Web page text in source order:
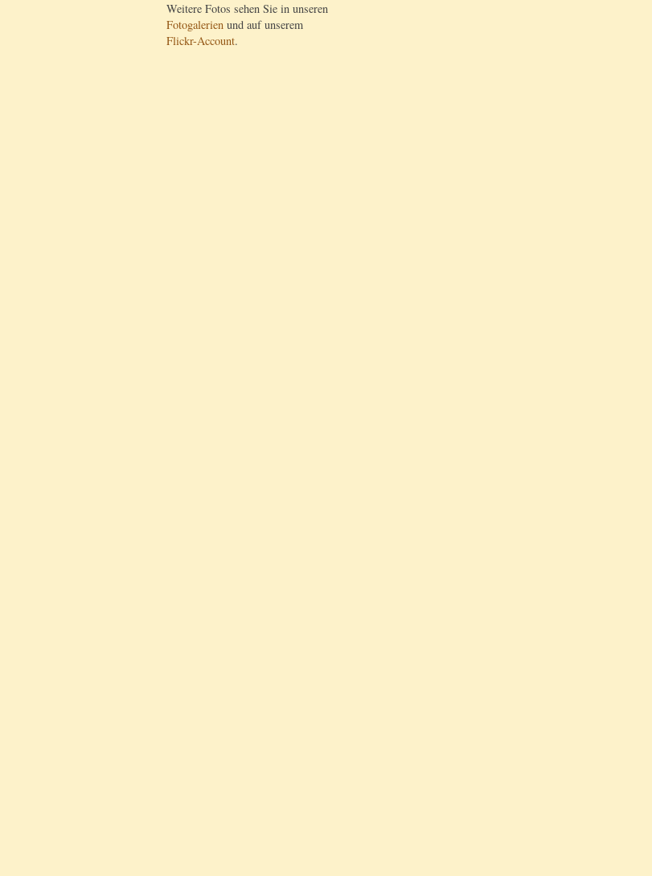
Weitere Fotos sehen Sie in unseren
Fotogalerien und auf unserem
Flickr-Account.